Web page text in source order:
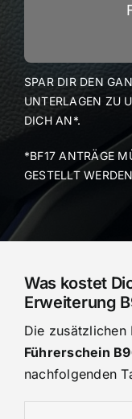
SPAR DIR DEN
UNTERLAGEN ZU
DICH AN*.
*BF17 ANTRÄGE
GESTELLT
Was kostet
Erweiterung
Die zusätzlichen
Führerschein
nachfolgenden